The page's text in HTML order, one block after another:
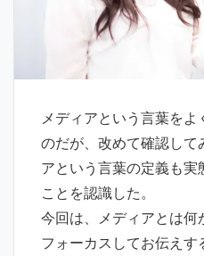
メディアという言葉を
のだが、改めて確認して
アという言葉の定義も
ことを認識した。
今回は、メディアとは何
フォーカスしてお伝えす